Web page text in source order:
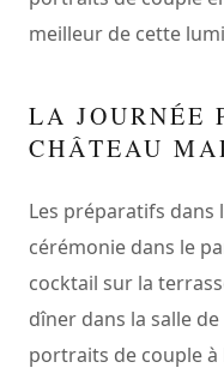
meilleur de cette
LA JOURNÉE
CHÂTEAU
Les préparatifs dans
cérémonie dans le
cocktail sur la
dîner dans la salle
portraits de couple à